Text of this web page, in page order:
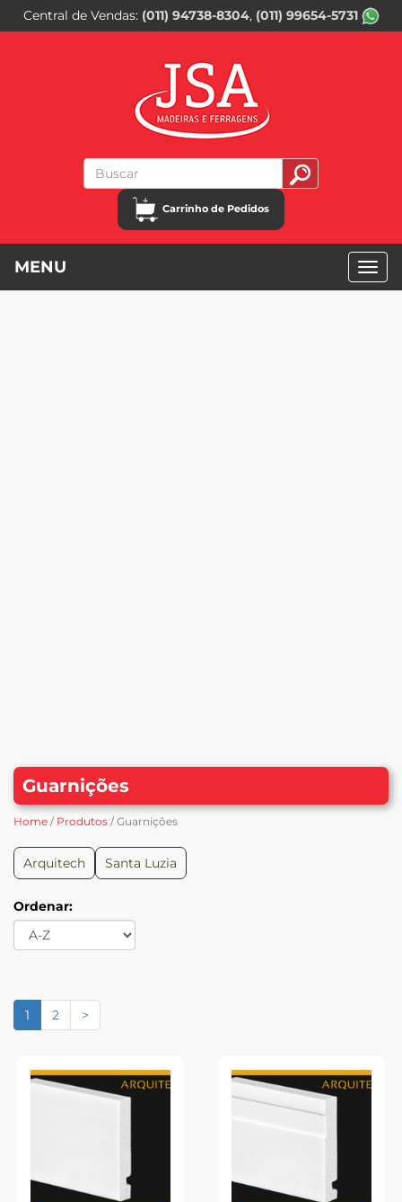
Central de Vendas (011) 94738-8304 (011) 99654-5731
Carrinho de Pedidos
MENU
Guarnições
Home / Produtos / Guarnições
Arquitech Santa Luzia
Ordenar:
1 2 >